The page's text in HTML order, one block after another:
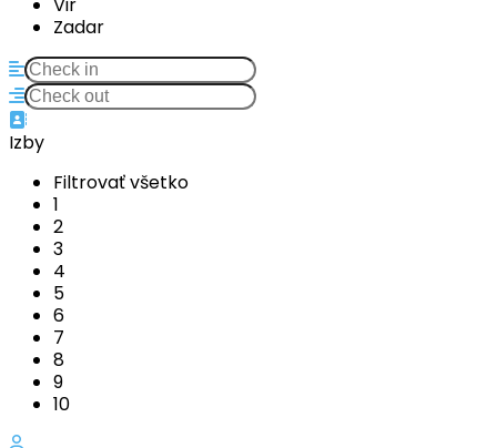
Vir
Zadar
Izby
Filtrovať všetko
1
2
3
4
5
6
7
8
9
10